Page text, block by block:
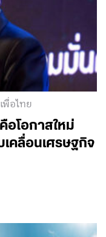
พื่อไทย
อโอกาสใหม่
คลื่อนเศรษฐกิจ